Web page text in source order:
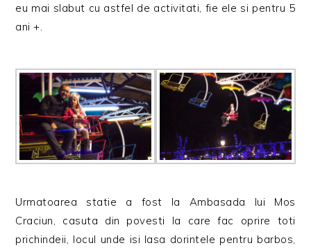
eu mai slabut cu astfel de activitati, fie ele si pentru 5
ani +.
Urmatoarea statie a fost la Ambasada lui Mos
Craciun, casuta din povesti la care fac oprire toti
prichindeii, locul unde isi lasa dorintele pentru barbos,